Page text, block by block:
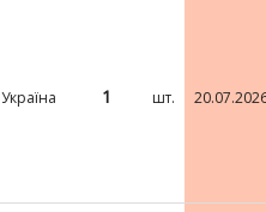
Україна 1 шт.